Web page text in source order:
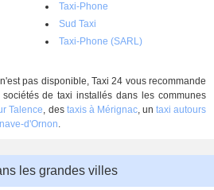
Taxi-Phone
Sud Taxi
Taxi-Phone (SARL)
pas disponible, Taxi 24 vous recommande
de taxi installés dans les communes
Talence, des taxis à Mérignac, un taxi autours
d'Ornon.
les grandes villes